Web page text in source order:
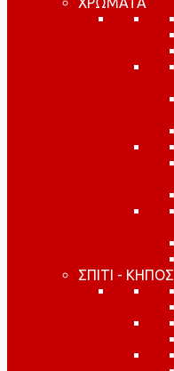
ΣΠΙΤΙ - ΚΗΠΟΣ